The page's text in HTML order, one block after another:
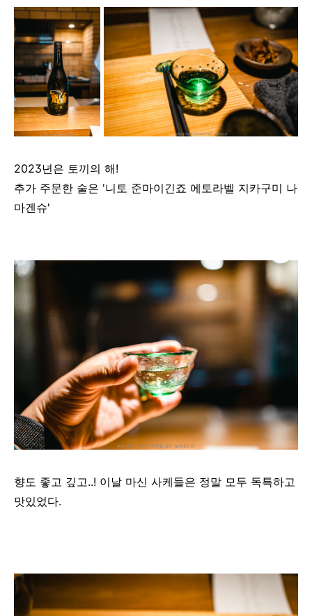
2023년은 토끼의 해!
추가 주문한 술은 '니토 준마이긴죠 에토라벨 지카구미 나
마겐슈'
향도 좋고 깊고..! 이날 마신 사케들은 정말 모두 독특하고
맛있었다.